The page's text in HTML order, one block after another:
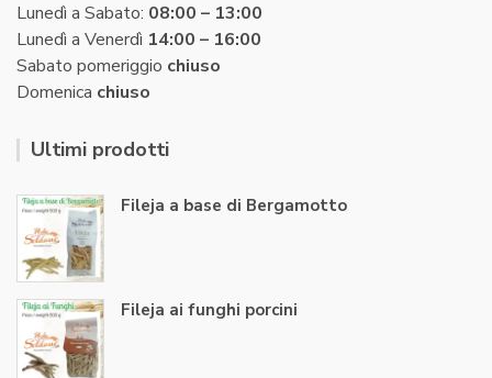
Lunedì a Sabato: 08:00 – 13:00
Lunedì a Venerdì 14:00 – 16:00
Sabato pomeriggio chiuso
Domenica chiuso
Ultimi prodotti
Fileja a base di Bergamotto
Fileja ai funghi porcini